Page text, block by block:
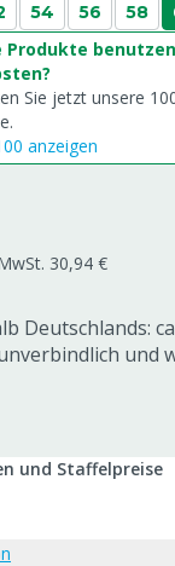
54 56 58
Produkte
Sie jetzt unsere
anzeigen
30,94 €
Deutschlands:
und
und Staffelpreise